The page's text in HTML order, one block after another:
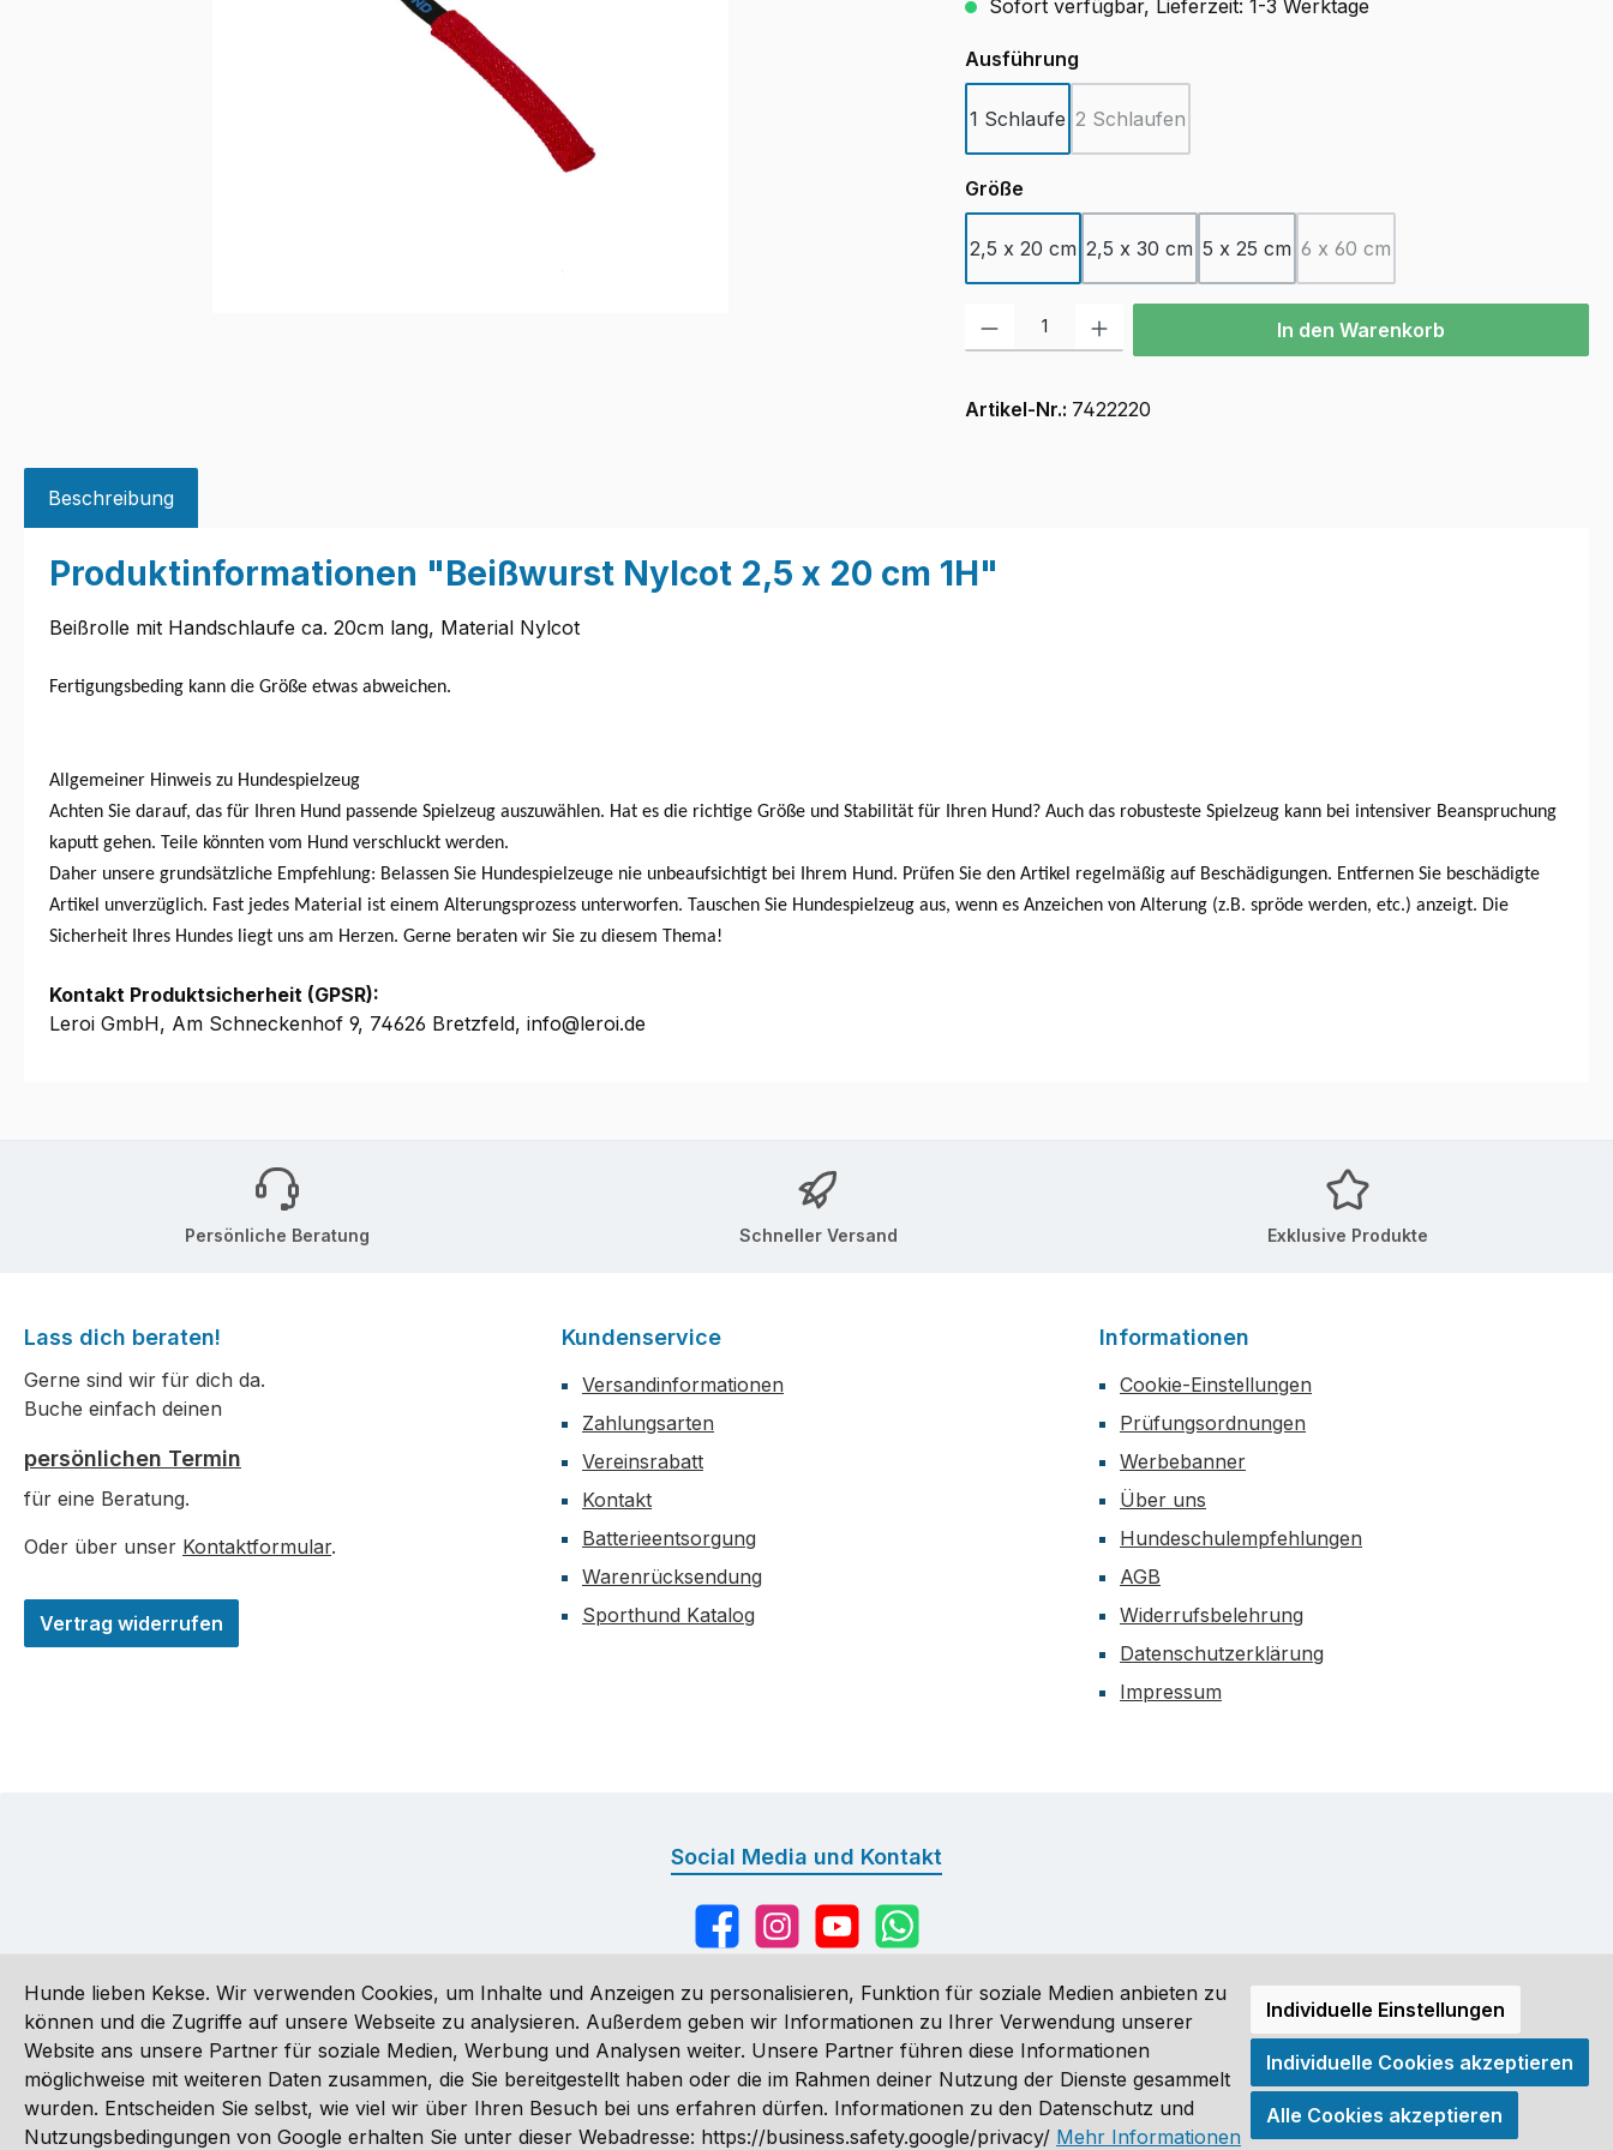
Sofort verfügbar, Lieferzeit: 1-3 Werktage
Ausführung
1 Schlaufe 2 Schlaufen
(Diese Option ist zurzeit nicht verfügbar.)
Größe
2,5 x 20 cm 2,5 x 30 cm 5 x 25 cm 6 x 60 cm
(Diese Option ist zurzeit nicht
Produkt Anzahl: Gib den gewünschten Wert ein oder benutze die Schaltflächen
In den Warenkorb
Artikel-Nr.: 7422220
Beschreibung
Produktinformationen "Beißwurst Nylcot 2,5 x 20 cm 1H"
Beißrolle mit Handschlaufe ca. 20cm lang, Material Nylcot
Fertigungsbeding kann die Größe etwas abweichen.
Allgemeiner Hinweis zu Hundespielzeug
Achten Sie darauf, das für Ihren Hund passende Spielzeug auszuwählen. Hat es die richtige Größe und Stabilität für Ihren Hund? Auch das robusteste Spielzeug kann bei intensiver Beanspruchung
kaputt gehen. Teile könnten vom Hund verschluckt werden.
Daher unsere grundsätzliche Empfehlung: Belassen Sie Hundespielzeuge nie unbeaufsichtigt bei Ihrem Hund. Prüfen Sie den Artikel regelmäßig auf Beschädigungen. Entfernen Sie beschädigte
Artikel unverzüglich. Fast jedes Material ist einem Alterungsprozess unterworfen. Tauschen Sie Hundespielzeug aus, wenn es Anzeichen von Alterung (z.B. spröde werden, etc.) anzeigt. Die
Sicherheit Ihres Hundes liegt uns am Herzen. Gerne beraten wir Sie zu diesem Thema!
Kontakt Produktsicherheit (GPSR):
Leroi GmbH, Am Schneckenhof 9, 74626 Bretzfeld, info@leroi.de
Persönliche Beratung Schneller Versand Exklusive Produkte
Lass dich beraten!
Gerne sind wir für dich da.
Buche einfach deinen
persönlichen Termin
für eine Beratung.
Oder über unser Kontaktformular.
Vertrag widerrufen
Kundenservice
Versandinformationen
Zahlungsarten
Vereinsrabatt
Kontakt
Batterieentsorgung
Warenrücksendung
Sporthund Katalog
Informationen
Cookie-Einstellungen
Prüfungsordnungen
Werbebanner
Über uns
Hundeschulempfehlungen
AGB
Widerrufsbelehrung
Datenschutzerklärung
Impressum
Social Media und Kontakt
FacebookInstagramYouTubeWhatsApp
Alle Preise inkl. gesetzl. Mehrwertsteuer zzgl.Versandkosten, wenn nicht anders angegeben. Preise vor dem Login werden in Euro (DE) angezeigt. Streichpreise = UVP-Preise. Abbildungen
ähnlich. Änderungen vorbehalten.
© 2026 Sporthund - Alle Rechte vorbehalten. Theme byThemeWare®
Hunde lieben Kekse. Wir verwenden Cookies, um Inhalte und Anzeigen zu personalisieren, Funktion für soziale Medien anbieten zu
können und die Zugriffe auf unsere Webseite zu analysieren. Außerdem geben wir Informationen zu Ihrer Verwendung unserer
Website ans unsere Partner für soziale Medien, Werbung und Analysen weiter. Unsere Partner führen diese Informationen
möglichweise mit weiteren Daten zusammen, die Sie bereitgestellt haben oder die im Rahmen deiner Nutzung der Dienste gesammelt
wurden. Entscheiden Sie selbst, wie viel wir über Ihren Besuch bei uns erfahren dürfen. Informationen zu den Datenschutz und
Nutzungsbedingungen von Google erhalten Sie unter dieser Webadresse: https://business.safety.google/privacy/ Mehr Informationen
Individuelle Einstellungen
Individuelle Cookies akzeptieren
Alle Cookies akzeptieren